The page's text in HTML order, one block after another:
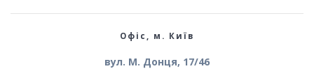
Офіс, м. Київ
вул. М. Донця, 17/46